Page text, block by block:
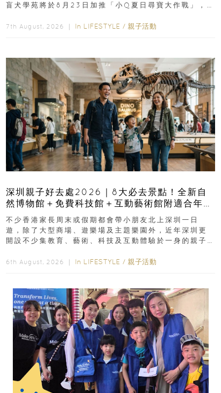
盲犬學苑將於8月23日加推「小Q夏日尋寶大作戰」，家
7th August, 2026 ｜ In LIFESTYLE / 親子活動
深圳親子好去處2026｜8大必去景點！全新自
然博物館＋免費科技館＋互動藝術館附適合年
齡、交通、門票、開放時間
不少香港家長周末或假期都會帶小朋友北上深圳一日
遊，除了大型商場、遊樂場及主題樂園外，近年深圳更
開設不少集教育、藝術、科技及互動體驗於一身的親子
6th August, 2026 ｜ In LIFESTYLE / 親子活動